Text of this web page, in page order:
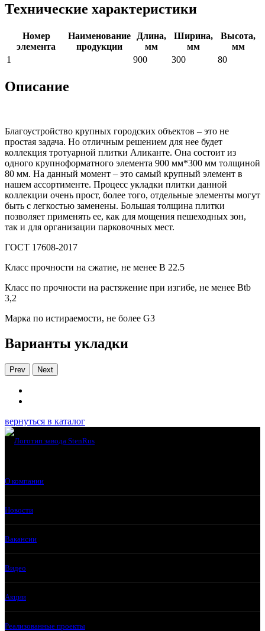
Технические характеристики
Номер
элемента
Наименование
продукции
Длина,
мм
Ширина,
мм
Высота,
мм
1
900 300 80
Описание
Благоустройство крупных городских объектов – это не
простая задача. Но отличным решением для нее будет
коллекция тротуарной плитки Аликанте. Она состоит из
одного крупноформатного элемента 900 мм*300 мм толщиной
80 мм. На данный момент – это самый крупный элемент в
нашем ассортименте. Процесс укладки плитки данной
коллекции очень прост, более того, отдельные элементы могут
быть с легкостью заменены. Большая толщина плитки
позволяет применять ее, как для мощения пешеходных зон,
так и для организации парковочных мест.
ГОСТ 17608-2017
Класс прочности на сжатие, не менее В 22.5
Класс по прочности на растяжение при изгибе, не менее Вtb
3,2
Марка по истираемости, не более G3
Варианты укладки
Prev Next
вернуться в каталог
О компании
Новости
Вакансии
Видео
Акции
Реализованные проекты